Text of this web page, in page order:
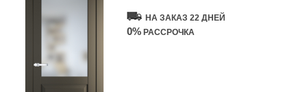
НА ЗАКАЗ 22 ДНЕЙ
0% РАССРОЧКА